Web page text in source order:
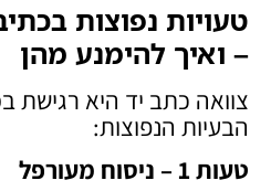
טעויות נפוצות
– ואיך להימנע מהן
צוואה כתב יד היא רגישת
הבעיות הנפוצות:
טעות 1 – ניסוח מעורפל